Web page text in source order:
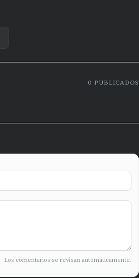
0 PUBLICADOS
Los comentarios se revisan automáticamente.